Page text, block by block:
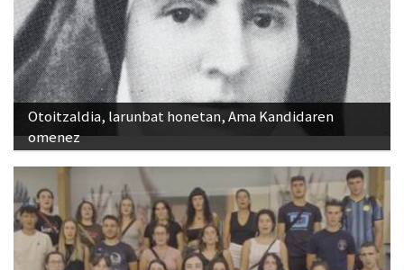
Otoitzaldia, larunbat honetan, Ama Kandidaren
omenez